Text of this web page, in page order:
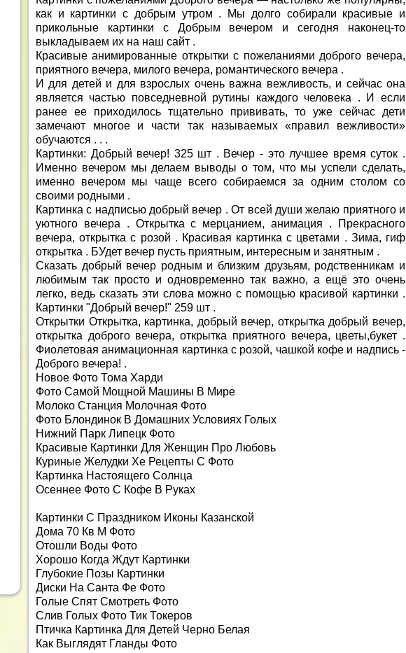
как и картинки с добрым утром . Мы долго собирали красивые и
прикольные картинки с Добрым вечером и сегодня наконец-то
выкладываем их на наш сайт .
Красивые анимированные открытки с пожеланиями доброго вечера,
приятного вечера, милого вечера, романтического вечера .
И для детей и для взрослых очень важна вежливость, и сейчас она
является частью повседневной рутины каждого человека . И если
ранее ее приходилось тщательно прививать, то уже сейчас дети
замечают многое и части так называемых «правил вежливости»
обучаются . . .
Картинки: Добрый вечер! 325 шт . Вечер - это лучшее время суток .
Именно вечером мы делаем выводы о том, что мы успели сделать,
именно вечером мы чаще всего собираемся за одним столом со
своими родными .
Картинка с надписью добрый вечер . От всей души желаю приятного и
уютного вечера . Открытка с мерцанием, анимация . Прекрасного
вечера, открытка с розой . Красивая картинка с цветами . Зима, гиф
открытка . БУдет вечер пусть приятным, интересным и занятным .
Сказать добрый вечер родным и близким друзьям, родственникам и
любимым так просто и одновременно так важно, а ещё это очень
легко, ведь сказать эти слова можно с помощью красивой картинки .
Картинки "Добрый вечер!" 259 шт .
Открытки Открытка, картинка, добрый вечер, открытка добрый вечер,
открытка доброго вечера, открытка приятного вечера, цветы,букет .
Фиолетовая анимационная картинка с розой, чашкой кофе и надпись -
Доброго вечера! .
Новое Фото Тома Харди
Фото Самой Мощной Машины В Мире
Молоко Станция Молочная Фото
Фото Блондинок В Домашних Условиях Голых
Нижний Парк Липецк Фото
Красивые Картинки Для Женщин Про Любовь
Куриные Желудки Хе Рецепты С Фото
Картинка Настоящего Солнца
Осеннее Фото С Кофе В Руках
Картинки С Праздником Иконы Казанской
Дома 70 Кв М Фото
Отошли Воды Фото
Хорошо Когда Ждут Картинки
Глубокие Позы Картинки
Диски На Санта Фе Фото
Голые Спят Смотреть Фото
Слив Голых Фото Тик Токеров
Птичка Картинка Для Детей Черно Белая
Как Выглядят Гланды Фото